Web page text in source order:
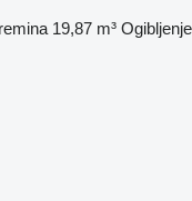
19,87 m³ Ogibljenje